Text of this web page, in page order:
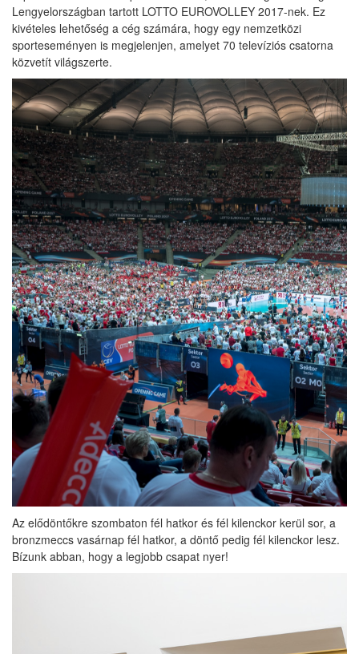
Lengyelországban tartott LOTTO EUROVOLLEY 2017-nek. Ez
kivételes lehetőség a cég számára, hogy egy nemzetközi
sporteseményen is megjelenjen, amelyet 70 televíziós csatorna
közvetít világszerte.
Az elődöntőkre szombaton fél hatkor és fél kilenckor kerül sor, a
bronzmeccs vasárnap fél hatkor, a döntő pedig fél kilenckor lesz.
Bízunk abban, hogy a legjobb csapat nyer!